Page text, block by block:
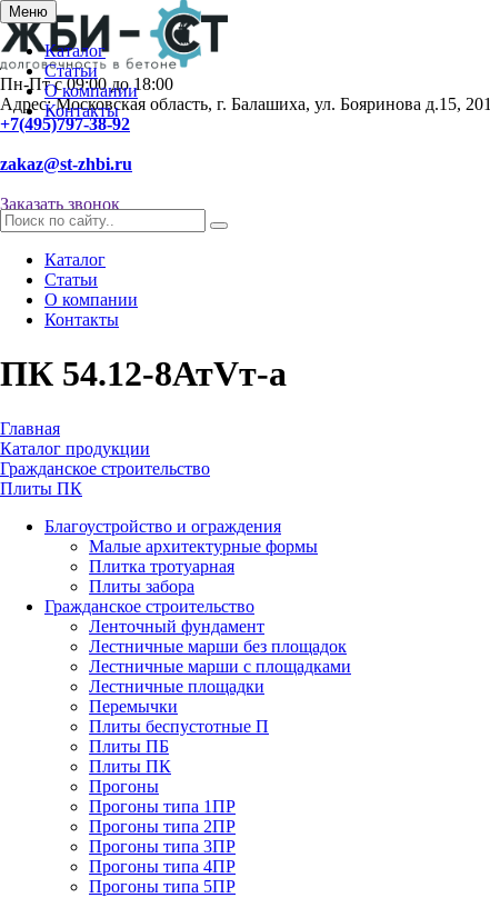
Меню
Каталог
Статьи
О компании
Контакты
Пн-Пт с 09:00 до 18:00
Адрес: Московская область, г. Балашиха, ул. Бояринова д.15, 201
+7(495)797-38-92
zakaz@st-zhbi.ru
Заказать звонок
Каталог
Статьи
О компании
Контакты
ПК 54.12-8АтVт-а
Главная
Каталог продукции
Гражданское строительство
Плиты ПК
Благоустройство и ограждения
Малые архитектурные формы
Плитка тротуарная
Плиты забора
Гражданское строительство
Ленточный фундамент
Лестничные марши без площадок
Лестничные марши с площадками
Лестничные площадки
Перемычки
Плиты беспустотные П
Плиты ПБ
Плиты ПК
Прогоны
Прогоны типа 1ПР
Прогоны типа 2ПР
Прогоны типа 3ПР
Прогоны типа 4ПР
Прогоны типа 5ПР